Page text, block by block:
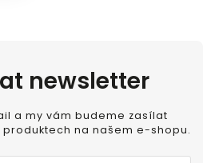
newsletter
a my vám budeme zasílat
na našem e-shopu.